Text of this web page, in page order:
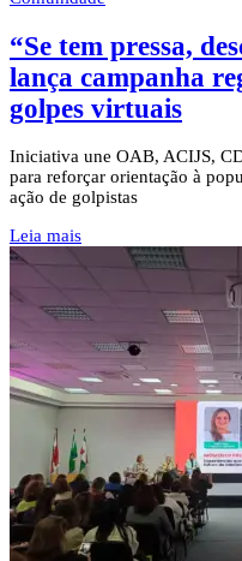
“Se tem pressa,
lança campanha
golpes virtuais
Iniciativa une OAB, ACIJS,
para reforçar orientação à
ação de golpistas
Leia mais